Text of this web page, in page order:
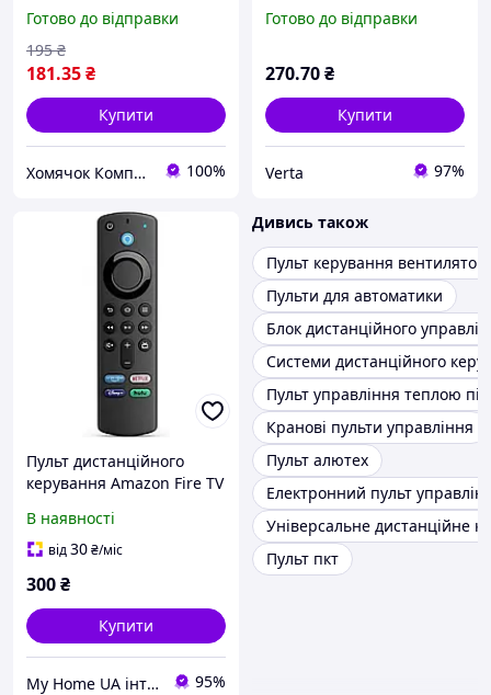
BN59-01259E BN59-01258E
BN59-01260A BN69-0
BN59-01259B BN59-
01259D
Готово до відправки
181.35₴
195 ₴
Купити
Хомячок Компані, Інтернет-магазин Склад місто Черкаси 100%
/ NOMI / HILTON
оригінального)
Готово до відправки
270.70₴
Купити
Verta 97%
Пульт дистанційного
керування Amazon Fire TV
В наявності
від30₴/міс
300₴
Купити
My Home UA інтернет магазин товарів для дому 95%
Дивись також
Пульт керування
Пульти для автоматики
Блок дистанційного
Системи дистанційного
Пульт управління теплою
Кранові пульти управління
Пульт алютех
Електронний пульт
Універсальне дистанційне
Пульт пкт